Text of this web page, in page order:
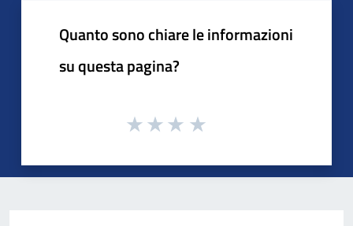
Quanto sono chiare le informazioni
su questa pagina?